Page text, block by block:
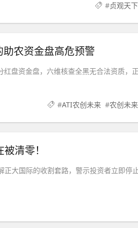
#贞观天下
农资金盘高危预警
盘资金盘，六维核查全黑无合法资质，
#ATI农创未来 #农创未来
清零！
大国际的收割套路，警示投资者立即停